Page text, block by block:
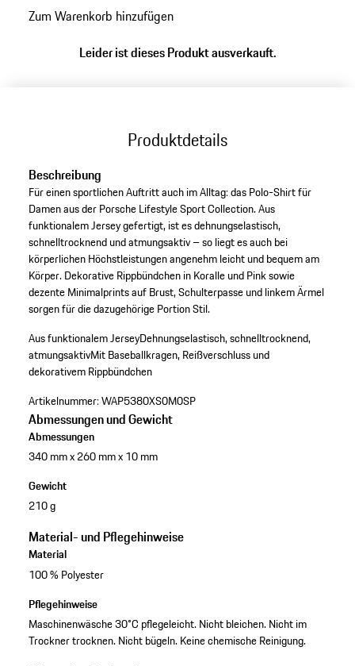
Zum Warenkorb hinzufügen
Leider ist dieses Produkt ausverkauft.
Produktdetails
Beschreibung
Für einen sportlichen Auftritt auch im Alltag: das Polo-Shirt für
Damen aus der Porsche Lifestyle Sport Collection. Aus
funktionalem Jersey gefertigt, ist es dehnungselastisch,
schnelltrocknend und atmungsaktiv – so liegt es auch bei
körperlichen Höchstleistungen angenehm leicht und bequem am
Körper. Dekorative Rippbündchen in Koralle und Pink sowie
dezente Minimalprints auf Brust, Schulterpasse und linkem Ärmel
sorgen für die dazugehörige Portion Stil.
Aus funktionalem JerseyDehnungselastisch, schnelltrocknend,
atmungsaktivMit Baseballkragen, Reißverschluss und
dekorativem Rippbündchen
Artikelnummer:WAP5380XS0M0SP
Abmessungen und Gewicht
Abmessungen
340 mm x 260 mm x 10 mm
Gewicht
210 g
Material- und Pflegehinweise
Material
100 % Polyester
Pflegehinweise
Maschinenwäsche 30°C pflegeleicht. Nicht bleichen. Nicht im
Trockner trocknen. Nicht bügeln. Keine chemische Reinigung.